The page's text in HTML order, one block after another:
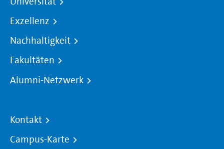
Exzellenz
Nachhaltigkeit
Fakultäten
Alumni-Netzwerk
Kontakt
Campus-Karte